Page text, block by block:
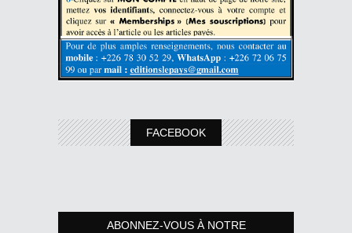
FACEBOOK
ABONNEZ-VOUS À NOTRE